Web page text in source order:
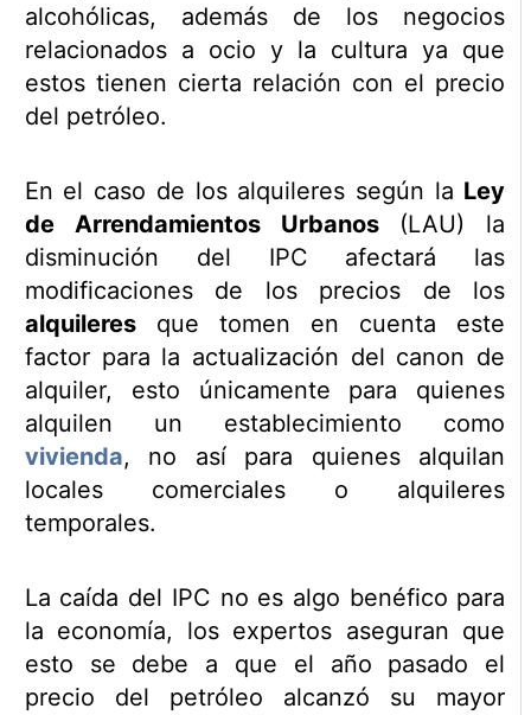
alcohólicas, además de los negocios
relacionados a ocio y la cultura ya que
estos tienen cierta relación con el precio
del petróleo.
En el caso de los alquileres según la Ley
de Arrendamientos Urbanos (LAU) la
disminución del IPC afectará las
modificaciones de los precios de los
alquileresque tomen en cuenta este
factor para la actualización del canon de
alquiler, esto únicamente para quienes
alquilen un establecimiento como
vivienda, no así para quienes alquilan
locales comerciales o alquileres
temporales.
La caída del IPC no es algo benéfico para
la economía, los expertos aseguran que
esto se debe a que el año pasado el
precio del petróleo alcanzó su mayor